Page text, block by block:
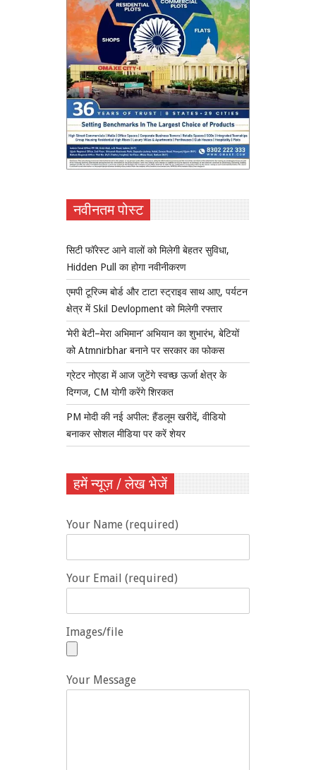
नवीनतम पोस्ट
सिटी फॉरेस्ट आने वालों को मिलेगी बेहतर सुविधा,
Hidden Pull का होगा नवीनीकरण
एमपी टूरिज्म बोर्ड और टाटा स्ट्राइव साथ आए, पर्यटन
क्षेत्र में Skil Devlopment को मिलेगी रफ्तार
‘मेरी बेटी–मेरा अभिमान’ अभियान का शुभारंभ, बेटियों
को Atmnirbhar बनाने पर सरकार का फोकस
ग्रेटर नोएडा में आज जुटेंगे स्वच्छ ऊर्जा क्षेत्र के
दिग्गज, CM योगी करेंगे शिरकत
PM मोदी की नई अपील: हैंडलूम खरीदें, वीडियो
बनाकर सोशल मीडिया पर करें शेयर
हमें न्यूज़ / लेख भेजें
Your Name (required)
Your Email (required)
Images/file
Your Message